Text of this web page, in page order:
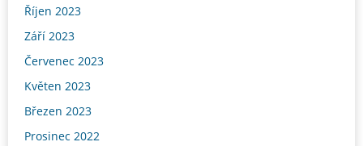
Říjen 2023
Září 2023
Červenec 2023
Květen 2023
Březen 2023
Prosinec 2022